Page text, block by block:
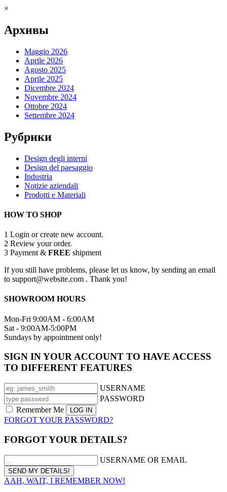
×
Архивы
Maggio 2026
Aprile 2026
Agosto 2025
Aprile 2025
Dicembre 2024
Novembre 2024
Ottobre 2024
Settembre 2024
Рубрики
Design degli interni
Design del paesaggio
Industria
Notizie aziendali
Prodotti e Materiali
HOW TO SHOP
1 Login or create new account.
2 Review your order.
3 Payment & FREE shipment
If you still have problems, please let us know, by sending an email
to support@website.com . Thank you!
SHOWROOM HOURS
Mon-Fri 9:00AM - 6:00AM
Sat - 9:00AM-5:00PM
Sundays by appointment only!
SIGN IN YOUR ACCOUNT TO HAVE ACCESS
TO DIFFERENT FEATURES
USERNAME
PASSWORD
Remember Me
FORGOT YOUR PASSWORD?
FORGOT YOUR DETAILS?
USERNAME OR EMAIL
AAH, WAIT, I REMEMBER NOW!